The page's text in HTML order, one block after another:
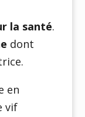
la santé.
dont
en
vif